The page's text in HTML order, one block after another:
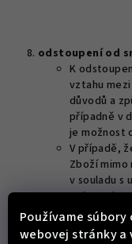
Používame
webovej stránky a
odstoupení od
K
vztahu
důvodů a
případně v
je možnost
V případě,
Zboží
v souladu s
právo
lhůtě 14
jedná o